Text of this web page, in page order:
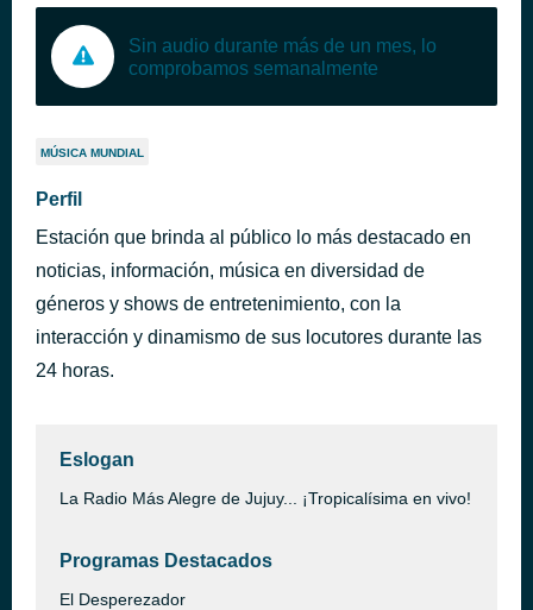
Sin audio durante más de un mes, lo
comprobamos semanalmente
MÚSICA MUNDIAL
Perfil
Estación que brinda al público lo más destacado en
noticias, información, música en diversidad de
géneros y shows de entretenimiento, con la
interacción y dinamismo de sus locutores durante las
24 horas.
Eslogan
La Radio Más Alegre de Jujuy... ¡Tropicalísima en vivo!
Programas Destacados
El Desperezador